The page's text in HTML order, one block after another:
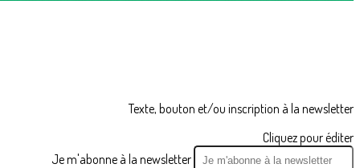
Texte, bouton et/ou inscription à la newsletter
Cliquez pour éditer
Je m'abonne à la newsletter